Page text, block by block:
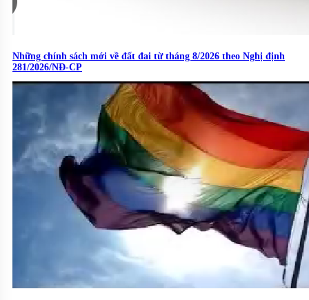
Những chính sách mới về đất đai từ tháng 8/2026 theo Nghị định
281/2026/NĐ-CP